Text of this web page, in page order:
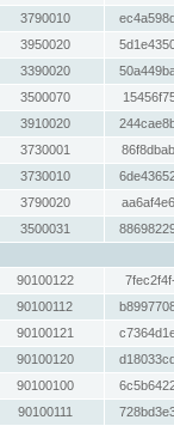
3790010
3950020
3390020
3500070
3910020
3730001
3730010
3790020
3500031
90100122
90100112
90100121
90100120
90100100
90100111